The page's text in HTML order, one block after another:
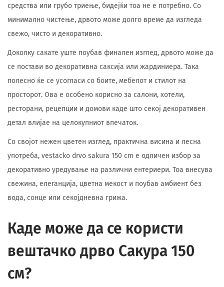
средства или грубо триење, бидејќи тоа не е потребно. Со
минимално чистење, дрвото може долго време да изгледа
свежо, чисто и декоративно.
Доколку сакате уште поубав финален изглед, дрвото може да
се постави во декоративна саксија или жардиниера. Така
полесно ќе се усогласи со боите, мебелот и стилот на
просторот. Ова е особено корисно за салони, хотели,
ресторани, рецепции и домови каде што секој декоративен
детал влијае на целокупниот впечаток.
Со својот нежен цветен изглед, практична висина и лесна
употреба, vestacko drvo sakura 150 cm е одличен избор за
декоративно уредување на различни ентериери. Тоа внесува
свежина, елеганција, цветна мекост и поубав амбиент без
вода, сонце или секојдневна грижа.
Каде може да се користи
вештачко дрво Сакура 150
см?